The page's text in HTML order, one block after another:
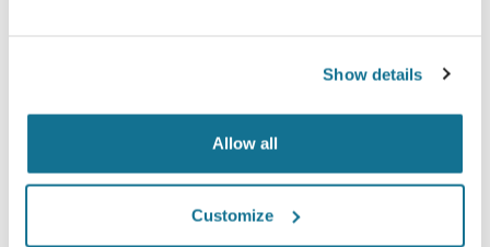
Show details
Allow all
Customize
High-Tech
3D simulator บน web-based เจ้าแรก และมีการใช้
งานจริงจากคุณหมอ 100 ประเทศ และแนะนำให้มีการ
ใช้จากสมาคมศัลยกรรมพลาสติก